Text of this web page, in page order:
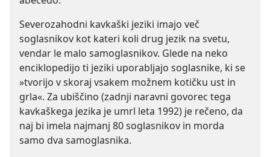
Severozahodni kavkaški jeziki imajo več
soglasnikov kot kateri koli drug jezik na svetu,
vendar le malo samoglasnikov. Glede na neko
enciklopedijo ti jeziki uporabljajo soglasnike, ki se
»tvorijo v skoraj vsakem možnem kotičku ust in
grla«. Za ubiščino (zadnji naravni govorec tega
kavkaškega jezika je umrl leta 1992) je rečeno, da
naj bi imela najmanj 80 soglasnikov in morda
samo dva samoglasnika.